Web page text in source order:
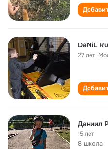
DaNiL
27 лет,
Даниил
15 лет
8 школа